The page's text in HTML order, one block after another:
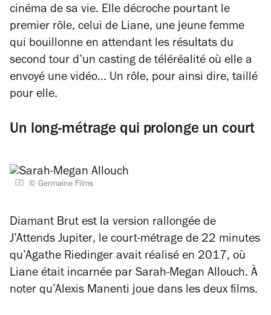
cinéma de sa vie. Elle décroche pourtant le
premier rôle, celui de Liane, une jeune femme
qui bouillonne en attendant les résultats du
second tour d’un casting de téléréalité où elle a
envoyé une vidéo… Un rôle, pour ainsi dire, taillé
pour elle.
Un long-métrage qui prolonge un court
© Germaine Films
Diamant Brut est la version rallongée de
J’Attends Jupiter, le court-métrage de 22 minutes
qu’Agathe Riedinger avait réalisé en 2017, où
Liane était incarnée par Sarah-Megan Allouch. À
noter qu’Alexis Manenti joue dans les deux films.